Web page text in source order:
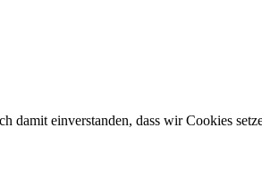
damit einverstanden, dass wir Cookies